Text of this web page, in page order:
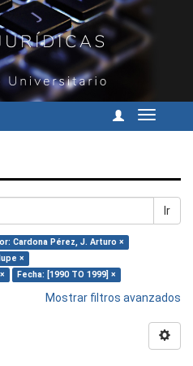
Cambiar
Ir
Cardona Pérez, J. Arturo ×
×
Fecha: [1990 TO 1999] ×
Mostrar filtros avanzados